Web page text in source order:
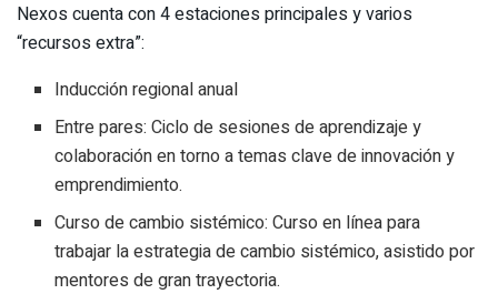
Nexos cuenta con 4 estaciones principales y varios
“recursos extra”:
Inducción regional anual
Entre pares: Ciclo de sesiones de aprendizaje y
colaboración en torno a temas clave de innovación y
emprendimiento.
Curso de cambio sistémico: Curso en línea para
trabajar la estrategia de cambio sistémico, asistido por
mentores de gran trayectoria.